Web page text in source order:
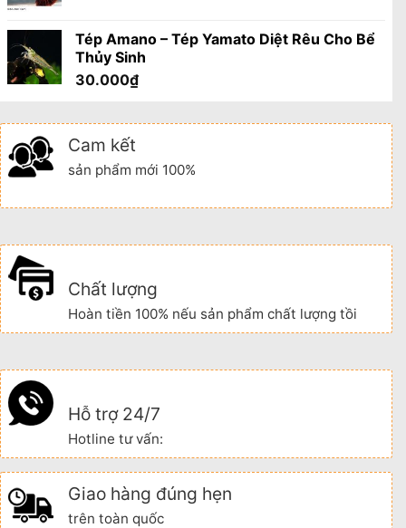
Tép Amano – Tép Yamato Diệt Rêu Cho Bể
Thủy Sinh
30.000₫
Cam kết
sản phẩm mới 100%
Chất lượng
Hoàn tiền 100% nếu sản phẩm chất lượng tồi
Hỗ trợ 24/7
Hotline tư vấn:
Giao hàng đúng hẹn
trên toàn quốc